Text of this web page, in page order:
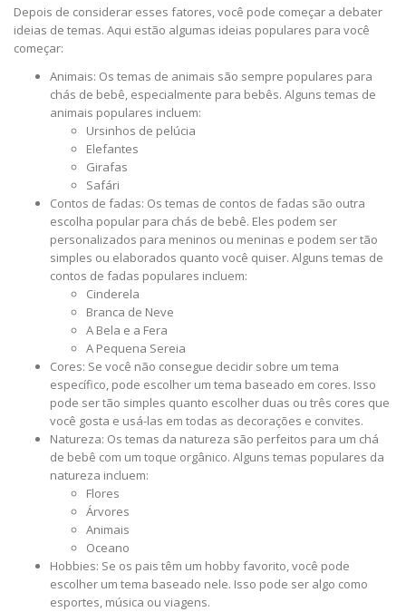
Depois de considerar esses fatores, você pode começar a debater
ideias de temas. Aqui estão algumas ideias populares para você
começar:
Animais: Os temas de animais são sempre populares para
chás de bebê, especialmente para bebês. Alguns temas de
animais populares incluem:
Ursinhos de pelúcia
Elefantes
Girafas
Safári
Contos de fadas: Os temas de contos de fadas são outra
escolha popular para chás de bebê. Eles podem ser
personalizados para meninos ou meninas e podem ser tão
simples ou elaborados quanto você quiser. Alguns temas de
contos de fadas populares incluem:
Cinderela
Branca de Neve
A Bela e a Fera
A Pequena Sereia
Cores: Se você não consegue decidir sobre um tema
específico, pode escolher um tema baseado em cores. Isso
pode ser tão simples quanto escolher duas ou três cores que
você gosta e usá-las em todas as decorações e convites.
Natureza: Os temas da natureza são perfeitos para um chá
de bebê com um toque orgânico. Alguns temas populares da
natureza incluem:
Flores
Árvores
Animais
Oceano
Hobbies: Se os pais têm um hobby favorito, você pode
escolher um tema baseado nele. Isso pode ser algo como
esportes, música ou viagens.